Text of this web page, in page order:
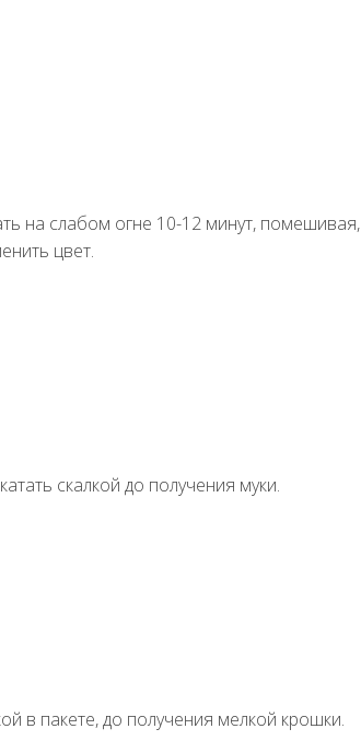
на слабом огне 10-12 минут, помешивая,
цвет.
скалкой до получения муки.
в пакете, до получения мелкой крошки.